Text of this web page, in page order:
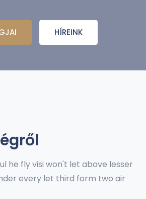
HÍREINK
he fly visi won't let above lesser
every let third form two air